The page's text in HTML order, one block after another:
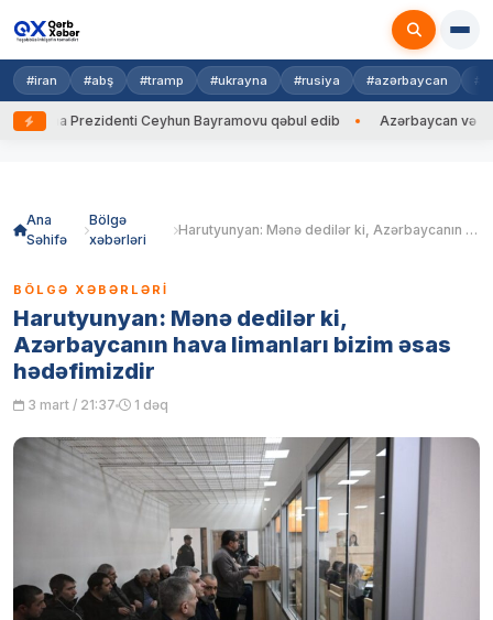
#iran #abş #tramp #ukrayna #rusiya #azərbaycan
Prezidenti Ceyhun Bayramovu qəbul edib Azərbaycan və
Ana
Səhifə
Bölgə
xəbərləri
Harutyunyan: Mənə dedilər ki, Azərbaycanın hava limanları bizim əsas hədəfimizdir
BÖLGƏ XƏBƏRLƏRI
Harutyunyan: Mənə dedilər ki,
Azərbaycanın hava limanları bizim əsas
hədəfimizdir
3 mart / 21:37 1 dəq